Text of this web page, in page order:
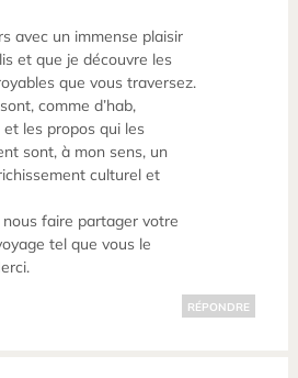
avec un immense plaisir
et que je découvre les
que vous traversez.
comme d’hab,
les propos qui les
sont, à mon sens, un
culturel et
faire partager votre
tel que vous le
RÉPONDRE